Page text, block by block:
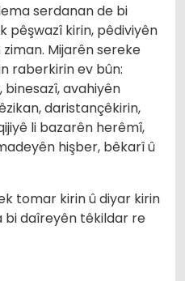
serdanan de bi
pêşwazî kirin, pêdiviyên
Mijarên sereke
raberkirin ev bûn:
avahiyên
daristançêkirin,
li bazarên herêmî,
hişber, bêkarî û
tomar kirin û diyar kirin
bi daîreyên têkildar re